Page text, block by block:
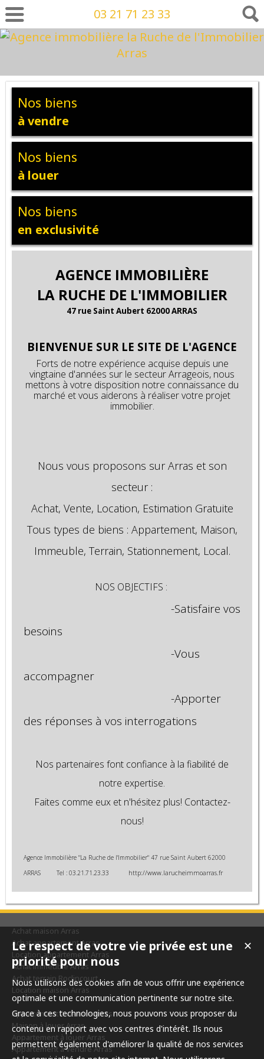
03 21 71 23 33
Nos biens
à vendre
Nos biens
à louer
Nos biens
en exclusivité
AGENCE IMMOBILIÈRE
LA RUCHE DE L'IMMOBILIER
47 rue Saint Aubert 62000 ARRAS
BIENVENUE SUR LE SITE DE L'AGENCE
Forts de notre expérience acquise depuis une
vingtaine d'années sur le secteur Arrageois, nous
mettons à votre disposition notre connaissance du
marché et vous aiderons à réaliser votre projet
immobilier.
Nous vous proposons sur Arras et son
secteur :
Achat, Vente, Location, Estimation Gratuite
Tous types de biens : Appartement, Maison,
Immeuble, Terrain, Stationnement, Local.
NOS OBJECTIFS :
-Satisfaire vos
besoins
-Vous
accompagner
-Apporter
des réponses à vos interrogations
Nos partenaires font confiance à la fiabilité de
notre expertise.
Faites comme eux et n'hésitez plus! Contactez-
nous!
Agence Immobilière "La Ruche de l'Immobilier" 47 rue Saint Aubert 62000
ARRAS Tel : 03.21.71.23.33 http://www.larucheimmoarras.fr
Achat maison Arras
Achat appartement Arras
Location appartement Arras
Achat immeuble Arras
Achat terrain Roclincourt
Location maison Arras
Appartement à vendre Arras
Maison à louer Arras
Appartement à louer Arras
Appartement à vendre Arras
✕
Le respect de votre vie privée est une
priorité pour nous
Nous utilisons des cookies afin de vous offrir une expérience
optimale et une communication pertinente sur notre site.
Grace à ces technologies, nous pouvons vous proposer du
contenu en rapport avec vos centres d'intérêt. Ils nous
permettent également d'améliorer la qualité de nos services